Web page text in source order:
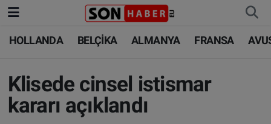
HOLLANDA BELÇİKA ALMANYA FRANSA
Klisede cinsel istismar
kararı açıklandı
HOLLANDA
BELÇİKA
ALMANYA
HOLLANDA
BELÇİKA
ALMANYA
Nöbetçi Eczaneler
Hava Durumu
Trafik Durumu